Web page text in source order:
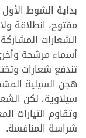
بداية الشوط
مفتوح، انطلاقة
الشعارات
أسماء مرشحة
تندفع شعارات
هجن السيلية
سيلاوية، لكن
وتقاوم التيارات
شراسة المنافسة.